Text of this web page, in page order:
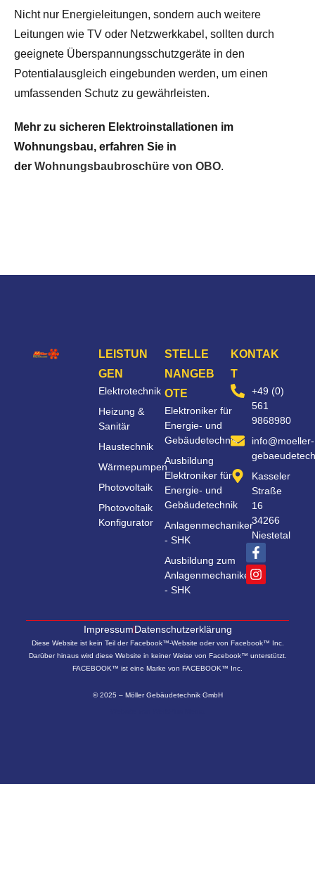
Nicht nur Energieleitungen, sondern auch weitere
Leitungen wie TV oder Netzwerkkabel, sollten durch
geeignete Überspannungsschutzgeräte in den
Potentialausgleich eingebunden werden, um einen
umfassenden Schutz zu gewährleisten.
Mehr zu sicheren Elektroinstallationen im
Wohnungsbau, erfahren Sie in
der Wohnungsbaubroschüre von OBO.
LEISTUN
GEN
Elektrotechnik
Heizung &
Sanitär
Haustechnik
Wärmepumpen
Photovoltaik
Photovoltaik
Konfigurator
STELLE
NANGEB
OTE
Elektroniker für
Energie- und
Gebäudetechnik
Ausbildung
Elektroniker für
Energie- und
Gebäudetechnik
Anlagenmechaniker
- SHK
Ausbildung zum
Anlagenmechaniker
- SHK
KONTAK
T
+49 (0)
561
9868980
info@moeller-
Kasseler
Straße
16
34266
Niestetal
ImpressumDatenschutzerklärung
Diese Website ist kein Teil der Facebook™-Website oder von Facebook™ Inc.
Darüber hinaus wird diese Website in keiner Weise von Facebook™ unterstützt.
FACEBOOK™ ist eine Marke von FACEBOOK™ Inc.
© 2025 – Möller Gebäudetechnik GmbH